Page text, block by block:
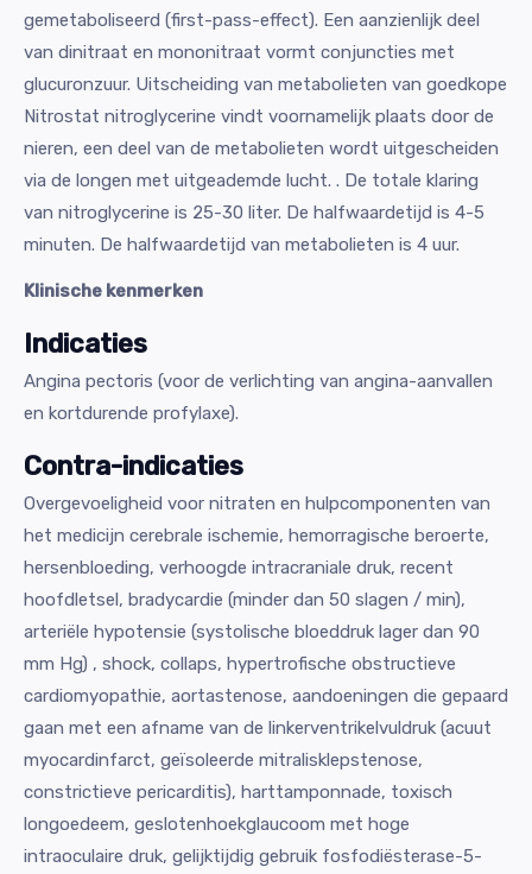
gemetaboliseerd (first-pass-effect). Een aanzienlijk deel
van dinitraat en mononitraat vormt conjuncties met
glucuronzuur. Uitscheiding van metabolieten van goedkope
Nitrostat nitroglycerine vindt voornamelijk plaats door de
nieren, een deel van de metabolieten wordt uitgescheiden
via de longen met uitgeademde lucht. . De totale klaring
van nitroglycerine is 25-30 liter. De halfwaardetijd is 4-5
minuten. De halfwaardetijd van metabolieten is 4 uur.
Klinische kenmerken
Indicaties
Angina pectoris (voor de verlichting van angina-aanvallen
en kortdurende profylaxe).
Contra-indicaties
Overgevoeligheid voor nitraten en hulpcomponenten van
het medicijn cerebrale ischemie, hemorragische beroerte,
hersenbloeding, verhoogde intracraniale druk, recent
hoofdletsel, bradycardie (minder dan 50 slagen / min),
arteriële hypotensie (systolische bloeddruk lager dan 90
mm Hg) , shock, collaps, hypertrofische obstructieve
cardiomyopathie, aortastenose, aandoeningen die gepaard
gaan met een afname van de linkerventrikelvuldruk (acuut
myocardinfarct, geïsoleerde mitralisklepstenose,
constrictieve pericarditis), harttamponnade, toxisch
longoedeem, geslotenhoekglaucoom met hoge
intraoculaire druk, gelijktijdig gebruik fosfodiësterase-5-